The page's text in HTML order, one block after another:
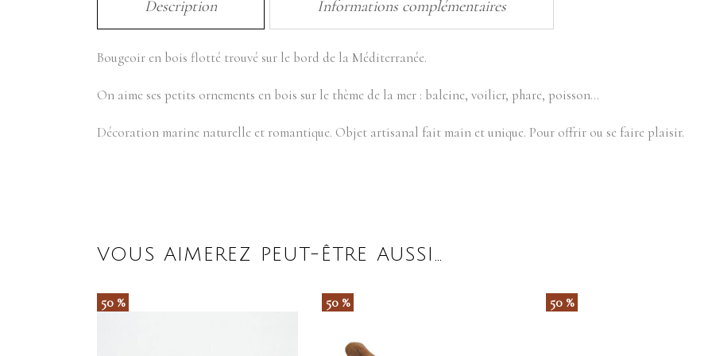
Description Informations complémentaires
Bougeoir en bois flotté trouvé sur le bord de la Méditerranée.
On aime ses petits ornements en bois sur le thème de la mer : baleine, voilier, phare, poisson…
Décoration marine naturelle et romantique. Objet artisanal fait main et unique. Pour offrir ou se faire plaisir.
VOUS AIMEREZ PEUT-ÊTRE AUSSI…
50 % 50 % 50 %